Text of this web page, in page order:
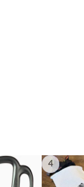
4